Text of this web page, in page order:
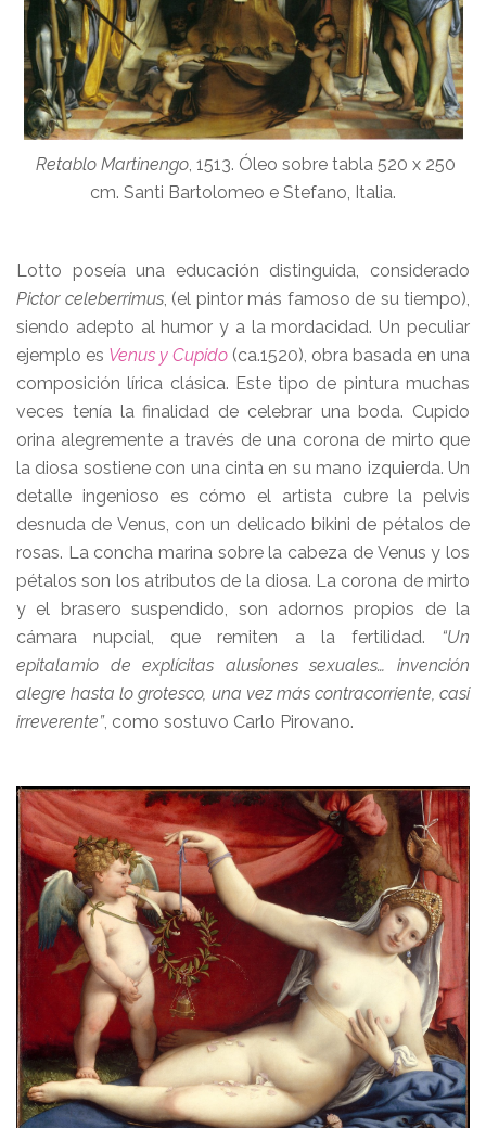
Retablo Martinengo, 1513. Óleo sobre tabla 520 x 250
cm. Santi Bartolomeo e Stefano, Italia.
Lotto poseía una educación distinguida, considerado
Pictor celeberrimus, (el pintor más famoso de su tiempo),
siendo adepto al humor y a la mordacidad. Un peculiar
ejemplo es Venus y Cupido (ca.1520), obra basada en una
composición lírica clásica. Este tipo de pintura muchas
veces tenía la finalidad de celebrar una boda. Cupido
orina alegremente a través de una corona de mirto que
la diosa sostiene con una cinta en su mano izquierda. Un
detalle ingenioso es cómo el artista cubre la pelvis
desnuda de Venus, con un delicado bikini de pétalos de
rosas. La concha marina sobre la cabeza de Venus y los
pétalos son los atributos de la diosa. La corona de mirto
y el brasero suspendido, son adornos propios de la
cámara nupcial, que remiten a la fertilidad.
“Un
epitalamio de explícitas alusiones sexuales… invención
alegre hasta lo grotesco, una vez más contracorriente, casi
irreverente”, como sostuvo Carlo Pirovano.